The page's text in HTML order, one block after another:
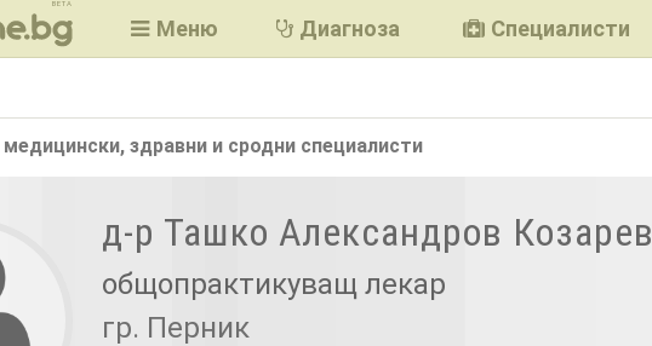
BETA
Меню Диагноза Специалисти
медицински, здравни и сродни специалисти
д-р Ташко Александров Козарев
общопрактикуващ лекар
гр. Перник